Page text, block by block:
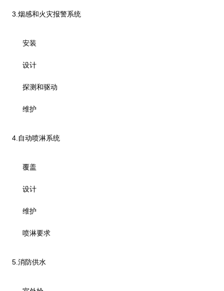
3. 烟感和火灾报警系统
安装
设计
探测和驱动
维护
4. 自动喷淋系统
覆盖
设计
维护
喷淋要求
5. 消防供水